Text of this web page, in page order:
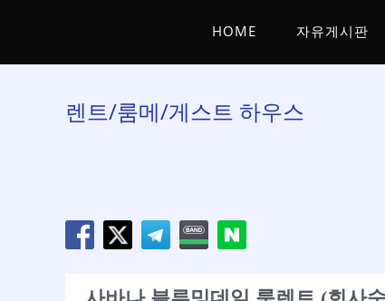
HOME 자유게시판
렌트/룸메/게스트 하우스